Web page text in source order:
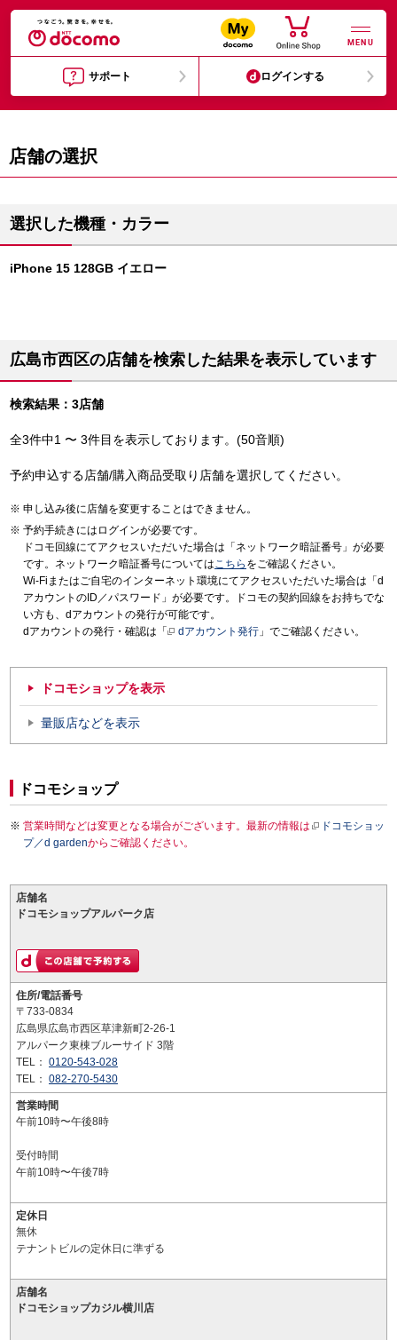
MENU
サポート ログインする
店舗の選択
選択した機種・カラー
iPhone 15 128GB イエロー
広島市西区の店舗を検索した結果を表示しています
検索結果：3店舗
全3件中1 〜 3件目を表示しております。(50音順)
予約申込する店舗/購入商品受取り店舗を選択してください。
申し込み後に店舗を変更することはできません。
予約手続きにはログインが必要です。
ドコモ回線にてアクセスいただいた場合は「ネットワーク暗証番号」が必要
です。ネットワーク暗証番号についてはこちら をご確認ください。
Wi-Fiまたはご自宅のインターネット環境にてアクセスいただいた場合は「d
アカウントのID／パスワード」が必要です。ドコモの契約回線をお持ちでな
い方も、dアカウントの発行が可能です。
dアカウントの発行・確認は「
dアカウント発行 」でご確認ください。
ドコモショップを表示
量販店などを表示
ドコモショップ
営業時間などは変更となる場合がございます。最新の情報は
ドコモショッ
プ／d gardenからご確認ください。
店舗名
ドコモショップアルパーク店
住所/電話番号
〒733-0834
広島県広島市西区草津新町2-26-1
アルパーク東棟ブルーサイド 3階
TEL： 0120-543-028
TEL： 082-270-5430
営業時間
午前10時〜午後8時
受付時間
午前10時〜午後7時
定休日
無休
テナントビルの定休日に準ずる
店舗名
ドコモショップカジル横川店